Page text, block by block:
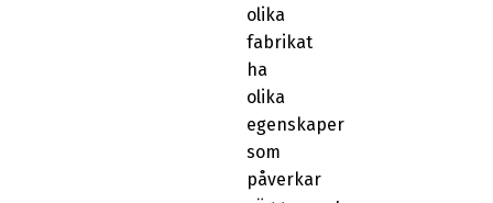
olika
fabrikat
ha
olika
egenskaper
som
påverkar